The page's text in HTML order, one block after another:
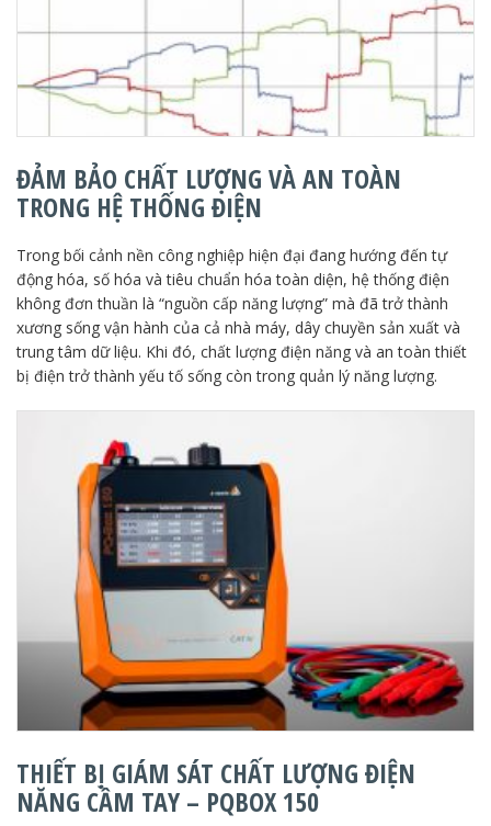
ĐẢM BẢO CHẤT LƯỢNG VÀ AN TOÀN
TRONG HỆ THỐNG ĐIỆN
Trong bối cảnh nền công nghiệp hiện đại đang hướng đến tự
động hóa, số hóa và tiêu chuẩn hóa toàn diện, hệ thống điện
không đơn thuần là “nguồn cấp năng lượng” mà đã trở thành
xương sống vận hành của cả nhà máy, dây chuyền sản xuất và
trung tâm dữ liệu. Khi đó, chất lượng điện năng và an toàn thiết
bị điện trở thành yếu tố sống còn trong quản lý năng lượng.
THIẾT BỊ GIÁM SÁT CHẤT LƯỢNG ĐIỆN
NĂNG CẦM TAY – PQBOX 150